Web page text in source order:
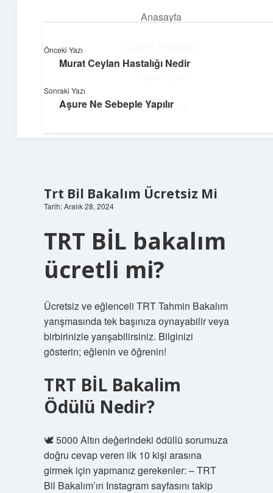
Anasayfa
Hakkımızda
Huzurlu Yaşam Tüyoları
Hayatına ferahlık katan öneriler!
Trt Bil Bakalım Ücretsiz Mi
Tarih: Aralık 28, 2024
TRT BİL bakalım
ücretli mi?
Ücretsiz ve eğlenceli TRT Tahmin Bakalım
yarışmasında tek başınıza oynayabilir veya
birbirinizle yarışabilirsiniz. Bilginizi
gösterin; eğlenin ve öğrenin!
TRT BİL Bakalim
Ödülü Nedir?
🕊 5000 Altın değerindeki ödüllü sorumuza
doğru cevap veren ilk 10 kişi arasına
girmek için yapmanız gerekenler: – TRT
Bil Bakalım’ın Instagram sayfasını takip
Önceki Yazı
Murat Ceylan Hastalığı Nedir
Sonraki Yazı
Aşure Ne Sebeple Yapılır